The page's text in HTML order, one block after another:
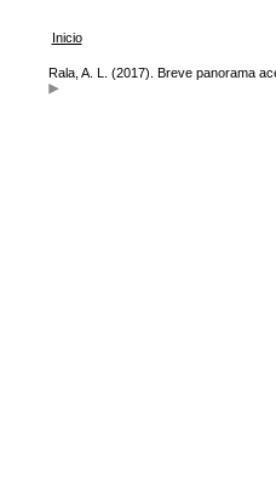
Inicio
Rala, A. L. (2017). Breve panorama